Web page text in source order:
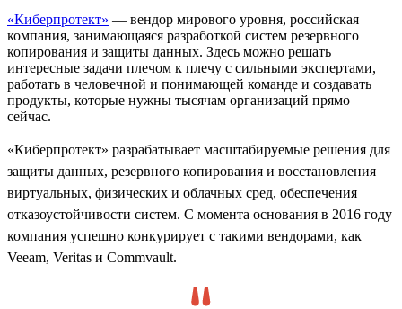
«Киберпротект» — вендор мирового уровня, российская
компания, занимающаяся разработкой систем резервного
копирования и защиты данных. Здесь можно решать
интересные задачи плечом к плечу с сильными экспертами,
работать в человечной и понимающей команде и создавать
продукты, которые нужны тысячам организаций прямо
сейчас.
«Киберпротект» разрабатывает масштабируемые решения для
защиты данных, резервного копирования и восстановления
виртуальных, физических и облачных сред, обеспечения
отказоустойчивости систем. С момента основания в 2016 году
компания успешно конкурирует с такими вендорами, как
Veeam, Veritas и Commvault.